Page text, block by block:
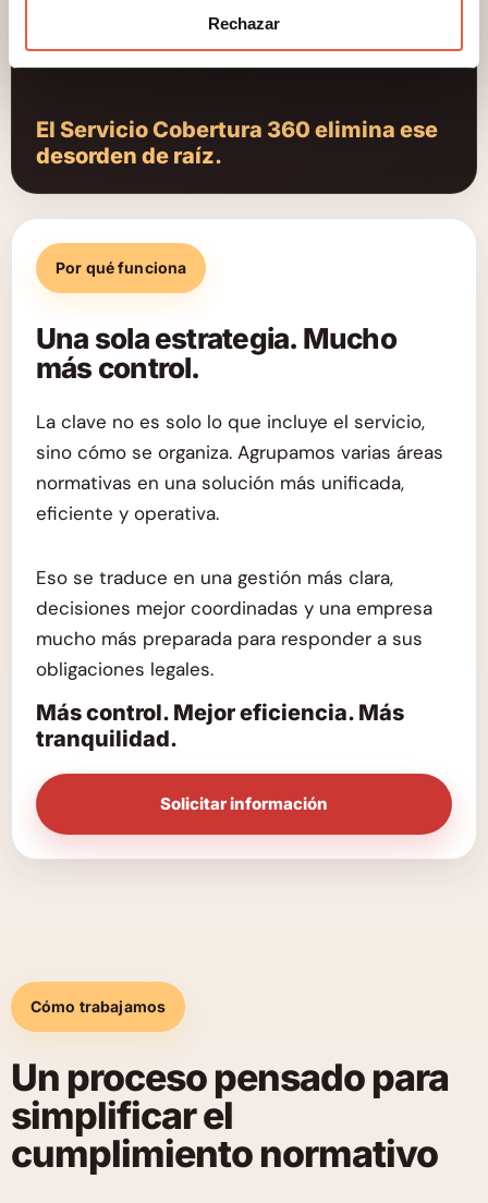
Rechazar
Más esfuerzo interno para coordinarlo todo
Mayor riesgo de dejar obligaciones sin revisar
El Servicio Cobertura 360 elimina ese
desorden de raíz.
Por qué funciona
Una sola estrategia. Mucho
más control.
La clave no es solo lo que incluye el servicio,
sino cómo se organiza. Agrupamos varias áreas
normativas en una solución más unificada,
eficiente y operativa.
Eso se traduce en una gestión más clara,
decisiones mejor coordinadas y una empresa
mucho más preparada para responder a sus
obligaciones legales.
Más control. Mejor eficiencia. Más
tranquilidad.
Solicitar información
Cómo trabajamos
Un proceso pensado para
simplificar el
cumplimiento normativo